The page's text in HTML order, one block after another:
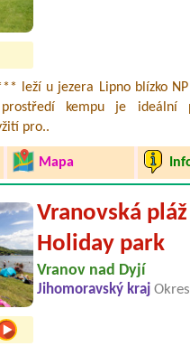
leží u jezera Lipno blízko
kempu je ideální
pro..
Mapa
Vranovská
Holiday park
Vranov nad Dyjí
Jihomoravský kraj Okres